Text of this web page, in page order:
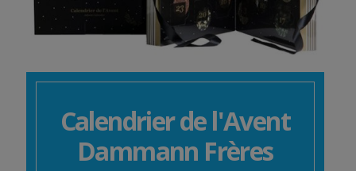
Calendrier de l'Avent
Dammann Frères